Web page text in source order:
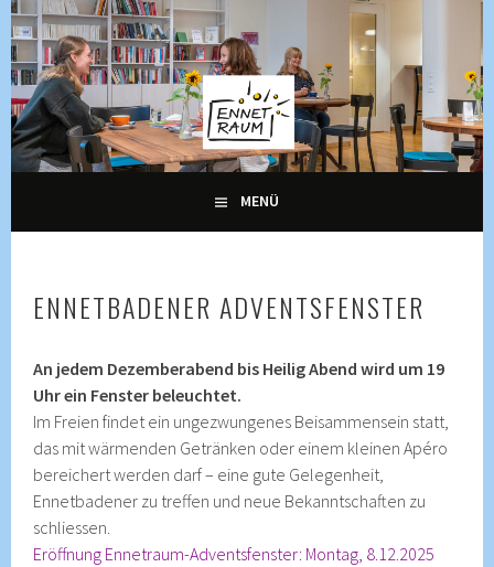
Springe
zum
Inhalt
ENNETRAUM –
KULTURZENTRUM
ENNETBADEN
KULTUR, KURSE UND VERANSTALTUNGEN FÜR ALLE
GENERATIONEN
MENÜ
ENNETBADENER ADVENTSFENSTER
An jedem Dezemberabend bis Heilig Abend wird um 19
Uhr ein Fenster beleuchtet.
Im Freien findet ein ungezwungenes Beisammensein statt,
das mit wärmenden Getränken oder einem kleinen Apéro
bereichert werden darf – eine gute Gelegenheit,
Ennetbadener zu treffen und neue Bekanntschaften zu
schliessen.
Eröffnung Ennetraum-Adventsfenster: Montag, 8.12.2025